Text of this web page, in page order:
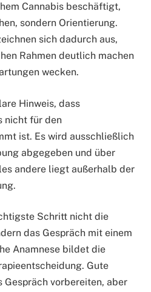
Cannabis beschäftigt,
sondern Orientierung.
sich dadurch aus,
Rahmen deutlich machen
wecken.
Hinweis, dass
nicht für den
ist. Es wird ausschließlich
abgegeben und über
andere liegt außerhalb der
Schritt nicht die
das Gespräch mit einem
Anamnese bildet die
Gute
Gespräch vorbereiten, aber